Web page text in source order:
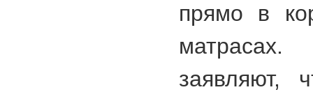
прямо в
заявляют,